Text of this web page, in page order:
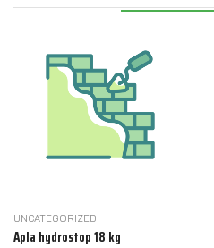
UNCATEGORIZED
Apla hydrostop 18 kg